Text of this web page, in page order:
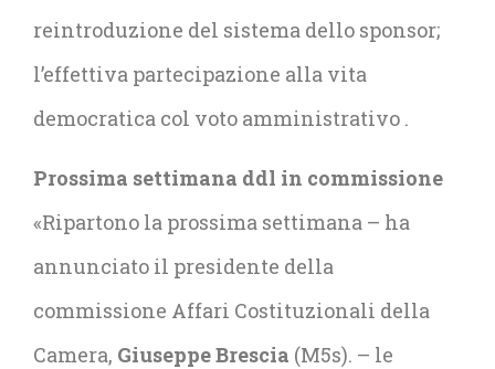
reintroduzione del sistema dello sponsor;
l’effettiva partecipazione alla vita
democratica col voto amministrativo .
Prossima settimana ddl in commissione
«Ripartono la prossima settimana – ha
annunciato il presidente della
commissione Affari Costituzionali della
Camera, Giuseppe Brescia (M5s). – le